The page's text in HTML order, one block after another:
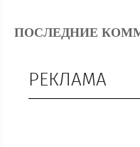
ПОСЛЕДНИЕ
РЕКЛАМА